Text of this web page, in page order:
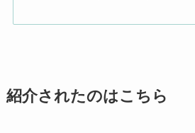
紹介されたのはこちら